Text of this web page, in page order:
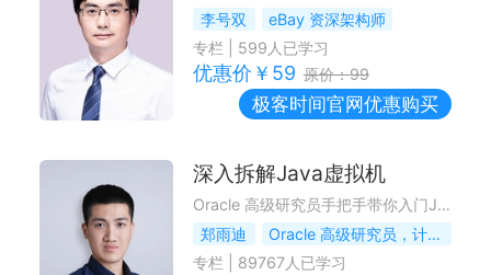
李号双
eBay 资深架构师
专栏
599 人已学习
优惠价￥ 59 原价：99
极客时间官网优惠购买
深入拆解Java虚拟机
Oracle 高级研究员手把手带你入门JVM
郑雨迪
Oracle 高级研究员，计算机博士
专栏
89767人已学习